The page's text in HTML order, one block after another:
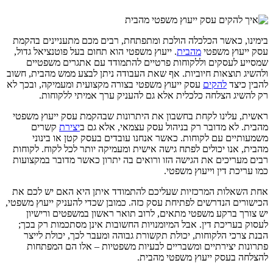
בימינו, כאשר הכלכלה הולכת ומתפתחת, רבים מכם מתעניינים בהקמת
עסק ייעוץ משפטי מהבית. ייעוץ משפטי הוא תחום בעל פוטנציאל גדול,
שמסייע לעסקים וללקוחות פרטיים להתמודד עם אתגרים משפטיים
ולהשיג תוצאות חיוביות. אף שאת העבודה ניתן לבצע ממש מהבית, חשוב
להבין כיצד להקים עסק ייעוץ משפטי בצורה מקצועית ומעמיקה, ובכך לא
רק להשיג הצלחה כלכלית אלא גם להעניק ערך אמיתי ללקוחות.
ראשית, עלינו לקחת בחשבון את היתרונות שבהקמת עסק ייעוץ משפטי
מהבית. לא מדובר רק בניהול עסק עצמאי, אלא גם ביצירת קשרים
משמעותיים עם לקוחות. כאשר אנחנו עובדים בעסק קטן או בינוני
מהבית, אנו יכולים לפתח גישה אישית ומעמיקה יותר לכל לקוח. לקוחות
רבים מעריכים את הגישה הזו ורואים בה יתרון כאשר מדובר במקצועות
כמו עריכת דין וייעוץ משפטי.
אחת השאלות המרכזיות שעליכם להתמודד איתן היא האם יש לכם את
הכישורים הנדרשים לפתיחת עסק כזה. כמובן שכדי להעניק ייעוץ משפטי,
יש צורך ברקע משפטי מתאים, לרוב תואר ראשון במשפטים ורישיון
לעסוק בעריכת דין. אבל המיומנויות החשובות אינן מסתכמות רק בכך;
הבנת צרכי הלקוחות, יכולת תקשורת גבוהה ומעבר לכך, יכולת לייצר
פתרונות יצירתיים ומשבריים לבעיות משפטיות – אלו הם המפתחות
להצלחה בעסק ייעוץ משפטי מהבית.